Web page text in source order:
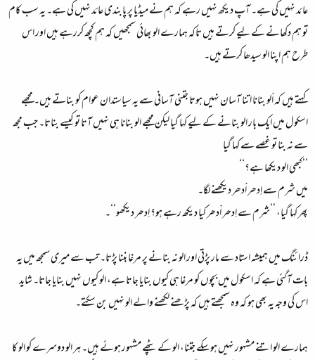
عائد نہیں کی ہے۔ آپ دیکھ نہیں رہے کہ ہم نے میڈیا پر پابندی عائد نہیں کی ہے۔ یہ سب کام
تو ہم دکھانے کے لیے کرتے ہیں تاکہ ہمارے الو بھائی سمجھیں کہ ہم کچھ کررہے ہیں اور اس
طرح ہم اپنا الو سیدھا کرتے ہیں۔
کہتے ہیں کہ اْلو بنانا اتنا آسان نہیں ہوتا جتنی آسانی سے یہ سیاستدان عوام کو بناتے ہیں۔ مجھے
اسکول میں ایک بار الو بنانے کے لیے کہا گیا لیکن مجھے الو بنانا ہی نہیں آتا تو کیسے بناتا۔ جب مجھ
سے نہ بنا تو غصے سے کہا گیا
’’کبھی الو دیکھا ہے؟‘‘
میں شرم سے اِدھر اْدھر دیکھنے لگا۔
پھر کہا گیا، ’’شرم سے اِدھر اْدھر کیا دیکھ رہے ہو؟ اِدھر دیکھو‘‘۔
ڈرائنگ میں ہمیشہ استاد سے مار پڑتی اور الو نہ بنانے پر مرغا بننا پڑتا۔ تب سے میری سمجھ میں یہ
بات آگئی ہے کہ اسکول میں بچوں کو مرغا ہی کیوں بنایا جاتا ہے، الو کیوں نہیں بنایا جاتا۔ شاید
اس کی وجہ یہ بھی ہو کہ وہ سمجھتے ہیں کہ پڑھنے لکھنے والے الو نہیں بن سکتے۔
ہمارے الو اتنے مشہور نہیں ہوسکے جتنا، الو کے پٹھے مشہور ہوئے ہیں۔ ہر الو دوسرے کو الو کا